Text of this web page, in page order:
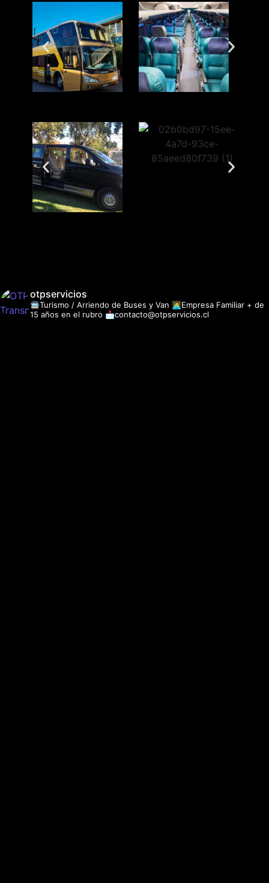
otpservicios
🚍Turismo / Arriendo de Buses y Van 👩‍💻Empresa Familiar + de
15 años en el rubro 📩contacto@otpservicios.cl